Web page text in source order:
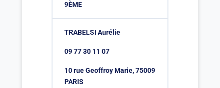
9ÈME
TRABELSI Aurélie
09 77 30 11 07
10 rue Geoffroy Marie, 75009
PARIS